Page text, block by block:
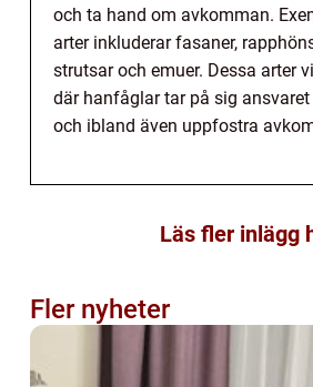
och ta hand om avkomman.
arter inkluderar fasaner,
strutsar och emuer. Dessa arter
där hanfåglar tar på sig
och ibland även uppfostra
Läs fler inlägg
Fler nyheter